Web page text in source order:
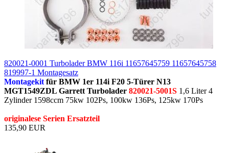
820021-0001 Turbolader BMW 116i 11657645759 11657645758
819997-1 Montagesatz
Montagekitfür BMW 1er 114i F20 5-Türer N13
MGT1549ZDL Garrett Turbolader 820021-5001S 1,6 Liter 4
Zylinder 1598ccm 75kw 102Ps, 100kw 136Ps, 125kw 170Ps
originalese Serien Ersatzteil
135,90 EUR